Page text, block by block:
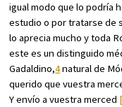
igual modo que lo podría
estudio o por tratarse de
lo aprecia mucho y toda
este es un distinguido
Gadaldino,4natural de
querido que vuestra
Y envío a vuestra merced